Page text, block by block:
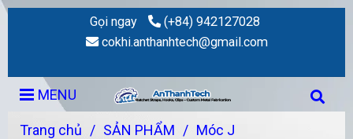
Gọi ngay
(+84) 942127028
cokhi.anthanhtech@gmail.com
MENU
Trang chủ / SẢN PHẨM / Móc J